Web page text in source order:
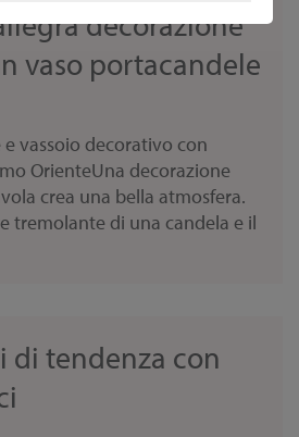
decorazione
vaso portacandele
vassoio decorativo con
OrienteUna decorazione
crea una bella atmosfera.
tremolante di una candela e il
di tendenza con